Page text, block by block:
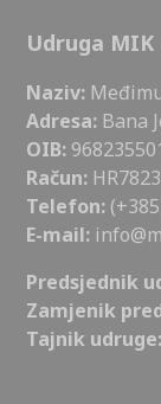
Udruga MIK
Naziv:
Adresa: Bana
OIB:
Račun:
Telefon:
E-mail:
Predsjednik
Zamjenik
Tajnik udruge: